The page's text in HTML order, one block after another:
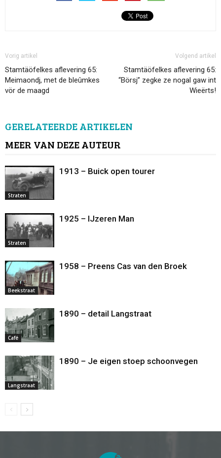
Vorig artikel
Stamtäöfelkes aflevering 65:
Meimaondj, met de bleûmkes
vör de maagd
Volgend artikel
Stamtäöfelkes aflevering 65:
“Börsj” zegke ze nogal gaw int
Wieërts!
GERELATEERDE ARTIKELEN
MEER VAN DEZE AUTEUR
Straten
1913 – Buick open tourer
Straten
1925 – IJzeren Man
Beekstraat
1958 – Preens Cas van den Broek
Café
1890 – detail Langstraat
Langstraat
1890 – Je eigen stoep schoonvegen